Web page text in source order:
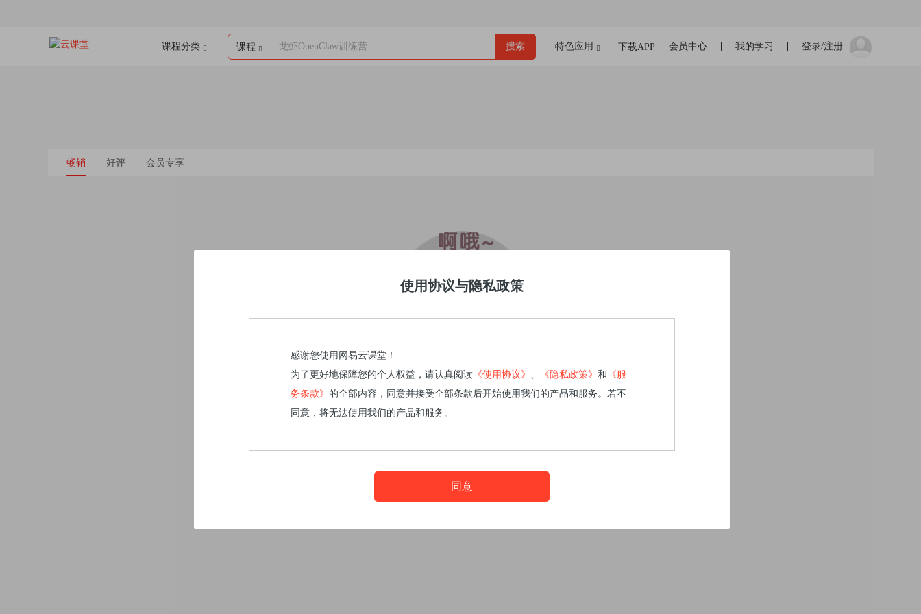
课程分类 课程 龙虾OpenClaw训练营 搜索 特色应用 下载APP 登录/注册
我的学习
会员中心
畅销 好评 会员专享
暂无课程
使用协议与隐私政策
感谢您使用网易云课堂！
为了更好地保障您的个人权益，请认真阅读 《使用协议》 、 《隐私政策》 和
《服
务条款》 的全部内容，同意并接受全部条款后开始使用我们的产品和服务。若不
同意，将无法使用我们的产品和服务。
同意